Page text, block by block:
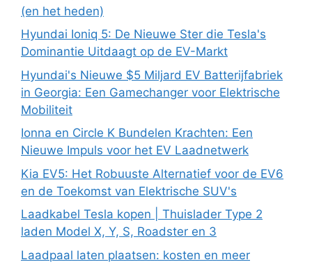
(en het heden)
Hyundai Ioniq 5: De Nieuwe Ster die Tesla's
Dominantie Uitdaagt op de EV-Markt
Hyundai's Nieuwe $5 Miljard EV Batterijfabriek
in Georgia: Een Gamechanger voor Elektrische
Mobiliteit
Ionna en Circle K Bundelen Krachten: Een
Nieuwe Impuls voor het EV Laadnetwerk
Kia EV5: Het Robuuste Alternatief voor de EV6
en de Toekomst van Elektrische SUV's
Laadkabel Tesla kopen | Thuislader Type 2
laden Model X, Y, S, Roadster en 3
Laadpaal laten plaatsen: kosten en meer